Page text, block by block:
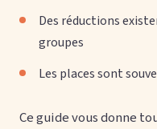
Des réductions
groupes
Les places sont
Ce guide vous donne